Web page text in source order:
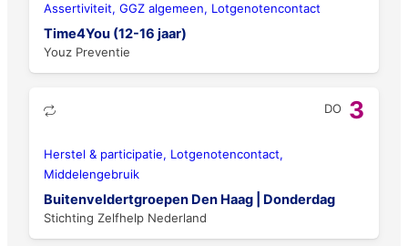
Assertiviteit, GGZ algemeen, Lotgenotencontact
Time4You (12-16 jaar)
Youz Preventie
DO 3
Herstel & participatie, Lotgenotencontact,
Middelengebruik
Buitenveldertgroepen Den Haag | Donderdag
Stichting Zelfhelp Nederland